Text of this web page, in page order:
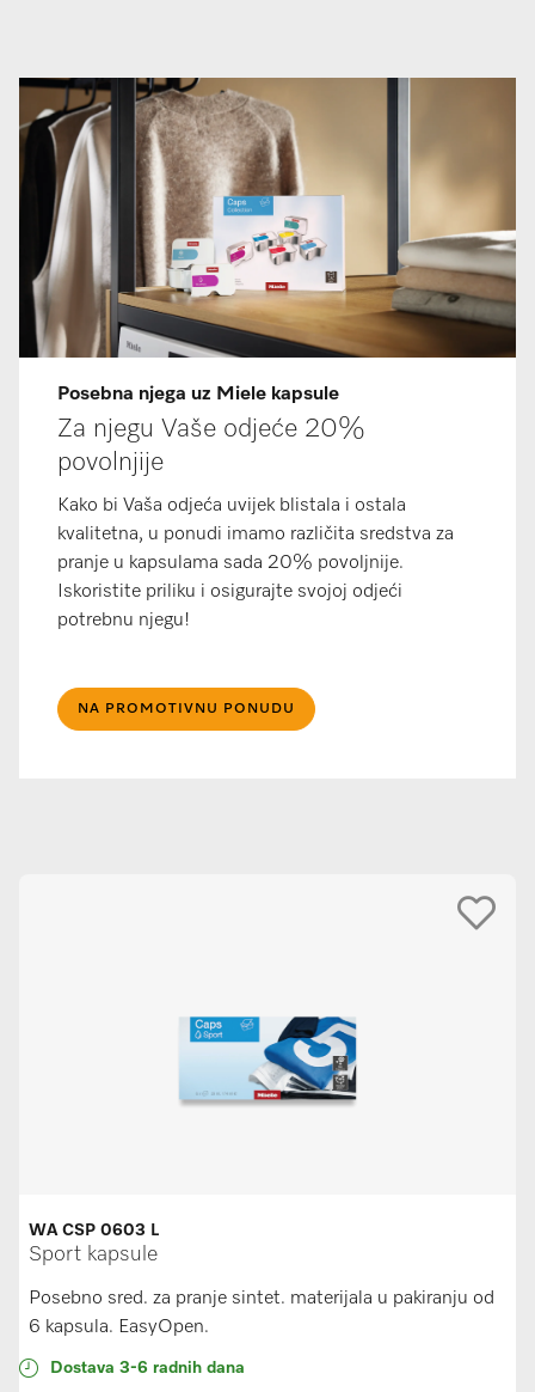
Posebna njega uz Miele kapsule
Za njegu Vaše odjeće 20%
povolnjije
Kako bi Vaša odjeća uvijek blistala i ostala
kvalitetna, u ponudi imamo različita sredstva za
pranje u kapsulama sada 20% povoljnije.
Iskoristite priliku i osigurajte svojoj odjeći
potrebnu njegu!
NA PROMOTIVNU PONUDU
WA CSP 0603 L
Sport kapsule
Posebno sred. za pranje sintet. materijala u pakiranju od
6 kapsula. EasyOpen.
Dostava 3-6 radnih dana